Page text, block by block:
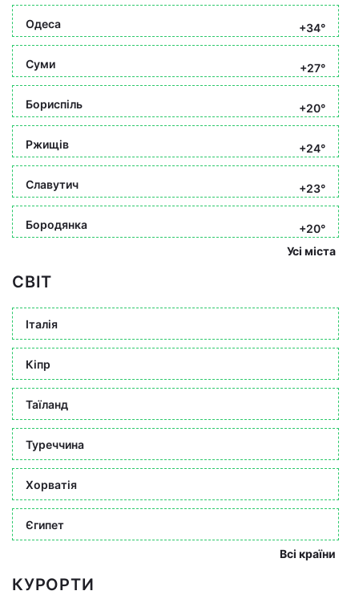
Одеса +34°
Суми +27°
Бориспіль +20°
Ржищів +24°
Славутич +23°
Бородянка
+20°
Усі міста
СВІТ
Італія
Кіпр
Таїланд
Туреччина
Хорватія
Єгипет
Всі країни
КУРОРТИ